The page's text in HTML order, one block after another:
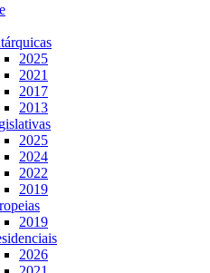
2025
2021
2017
2013
2025
2024
2022
2019
2019
2026